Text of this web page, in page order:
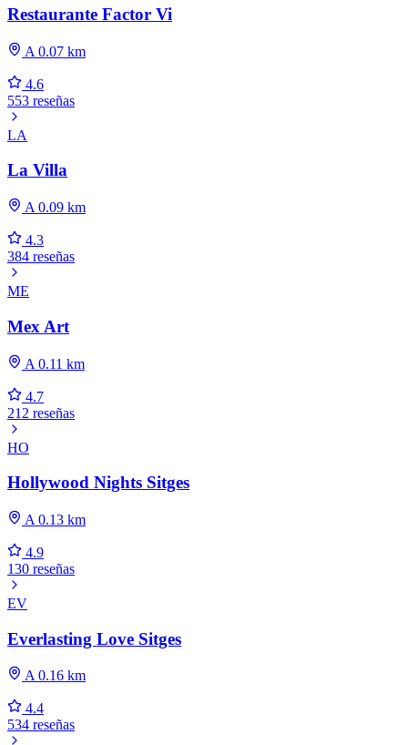
Restaurante Factor Vi
A 0.07 km
4.6
553 reseñas
LA
La Villa
A 0.09 km
4.3
384 reseñas
ME
Mex Art
A 0.11 km
4.7
212 reseñas
HO
Hollywood Nights Sitges
A 0.13 km
4.9
130 reseñas
EV
Everlasting Love Sitges
A 0.16 km
4.4
534 reseñas